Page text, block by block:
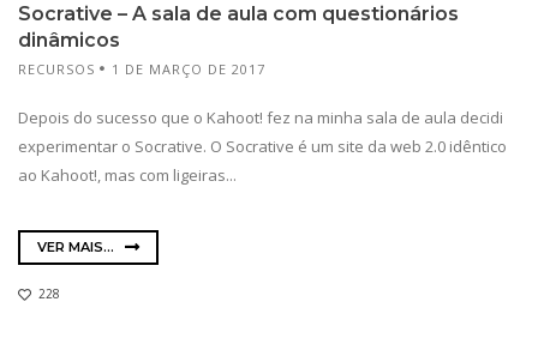
Socrative – A sala de aula com questionários
dinâmicos
RECURSOS 1 DE MARÇO DE 2017
Depois do sucesso que o Kahoot! fez na minha sala de aula decidi
experimentar o Socrative. O Socrative é um site da web 2.0 idêntico
ao Kahoot!, mas com ligeiras...
VER MAIS...
228